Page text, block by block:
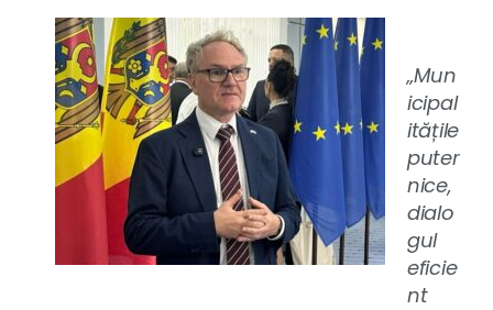
„Mun
icipal
itățile
puter
nice,
dialo
gul
eficie
nt